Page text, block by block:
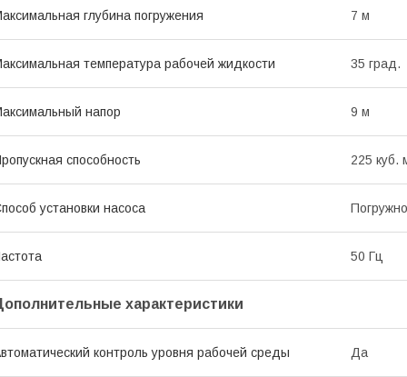
глубина погружения 7 м
температура рабочей жидкости 35 град.
напор 9 м
способность 225 куб.
установки насоса
50 Гц
характеристики
контроль уровня рабочей среды Да